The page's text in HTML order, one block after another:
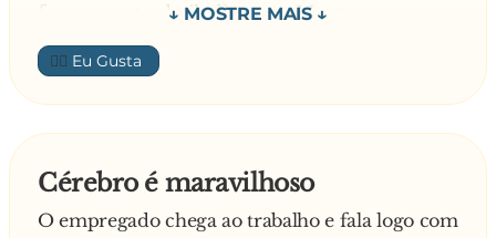
francamente, desiludiste-me. Mentes
descaradamente a todo o mundo, enganas a tua
mulher com a secretária, ainda fizeste um filho
na tua cunhada, e deste-lhe dinheiro para se
livrar da barriga, manipulas as pessoas e falas
personalidade quando não tens sequer
inteligência suficiente para ser varredor. É claro
👍🏼
Cérebro é maravilhoso
O empregado chega ao trabalho e fala logo com